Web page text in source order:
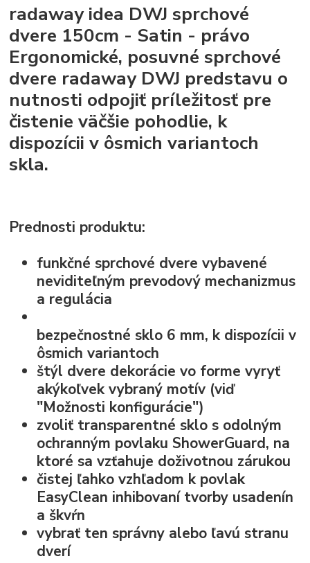
radaway idea DWJ sprchové
dvere 150cm - Satin - právo
Ergonomické, posuvné sprchové
dvere radaway DWJ predstavu o
nutnosti odpojiť príležitosť pre
čistenie väčšie pohodlie, k
dispozícii v ôsmich variantoch
skla.
Prednosti produktu:
funkčné sprchové dvere vybavené
neviditeľným prevodový mechanizmus
a regulácia
bezpečnostné sklo 6 mm, k dispozícii v
ôsmich variantoch
štýl dvere dekorácie vo formevyryť
akýkoľvek vybraný motív (viď
"Možnosti konfigurácie")
zvoliť transparentné sklo s odolným
ochranným povlaku ShowerGuard, na
ktoré sa vzťahuje doživotnou zárukou
čistej ľahko vzhľadom k povlak
EasyClean inhibovaní tvorby usadenín
a škvŕn
vybrať ten správny alebo ľavú stranu
dverí